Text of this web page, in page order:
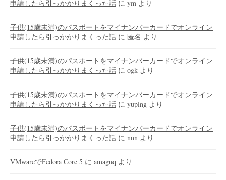
申請したら引っかかりまくった話 に ym より
子供(15歳未満)のパスポートをマイナンバーカードでオンライン
申請したら引っかかりまくった話 に 匿名 より
子供(15歳未満)のパスポートをマイナンバーカードでオンライン
申請したら引っかかりまくった話 に ogk より
子供(15歳未満)のパスポートをマイナンバーカードでオンライン
申請したら引っかかりまくった話 に yuping より
子供(15歳未満)のパスポートをマイナンバーカードでオンライン
申請したら引っかかりまくった話 に nnn より
VMwareでFedora Core 5 に amaguq より